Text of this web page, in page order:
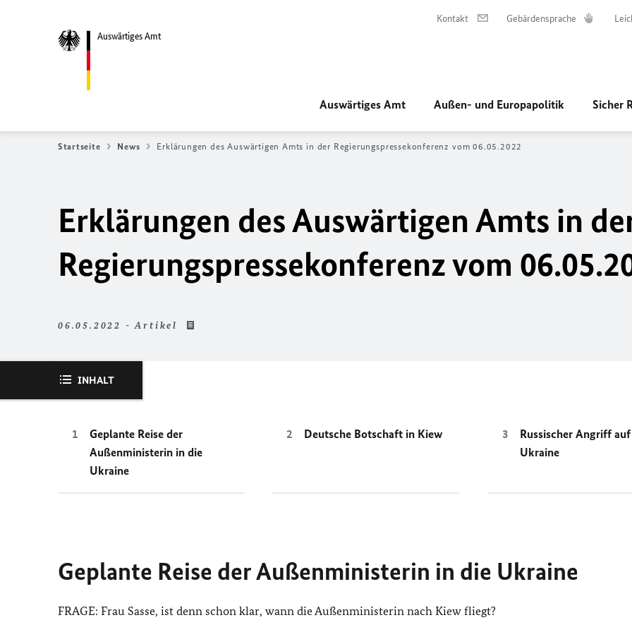
Auswärtiges Amt
Kontakt Gebärdensprache
Auswärtiges Amt Außen- und Europapolitik Sicher
Startseite News Erklärungen des Auswärtigen Amts in der Regierungs­­­pressekonferenz vom 06.05.2022
Erklärungen des Auswärtigen Amts in
Regierungs­­­pressekonferenz vom
06.05.2022 - Artikel
INHALT
Geplante Reise der
Außenministerin in die
Ukraine
Deutsche Botschaft in Kiew
Russischer Angriff
Ukraine
Geplante Reise der Außenministerin in die Ukraine
FRAGE: Frau Sasse, ist denn schon klar, wann die Außenministerin nach Kiew fliegt?